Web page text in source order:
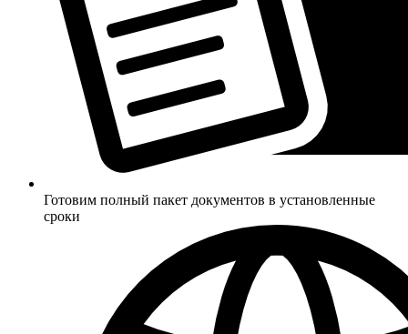
Готовим полный пакет документов в установленные
сроки